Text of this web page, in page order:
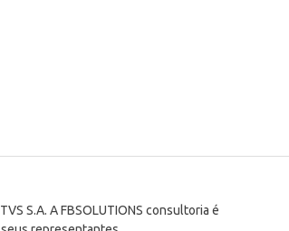
S.A. A FBSOLUTIONS consultoria é